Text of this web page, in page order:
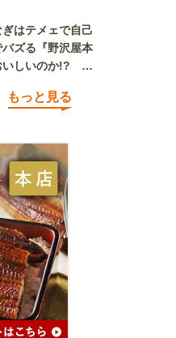
ぎはテメェで自己
ズる『野沢屋本
いしいのか!? い
もっと見る